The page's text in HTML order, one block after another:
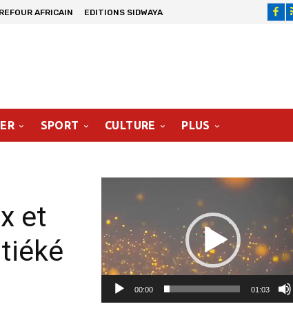
AFRICAIN EDITIONS SIDWAYA
SPORT CULTURE PLUS
et
00:00 01:03